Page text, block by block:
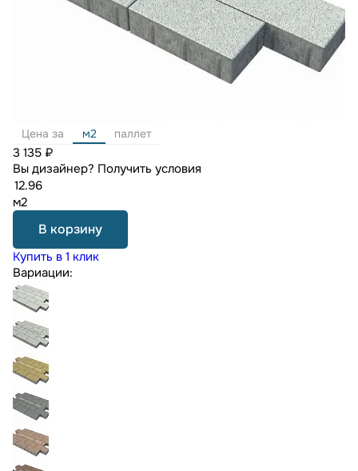
Цена за м2 паллет
3 135 ₽
Вы дизайнер? Получить условия
м2
В корзину
Купить в 1 клик
Вариации: